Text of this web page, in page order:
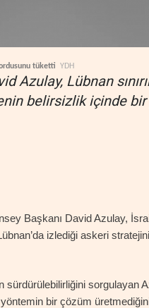
tüketti YDH
Azulay, Lübnan
belirsizlik içinde
Başkanı David Azulay,
izlediği askeri
sürdürülebilirliğini sorgulayan
bir çözüm